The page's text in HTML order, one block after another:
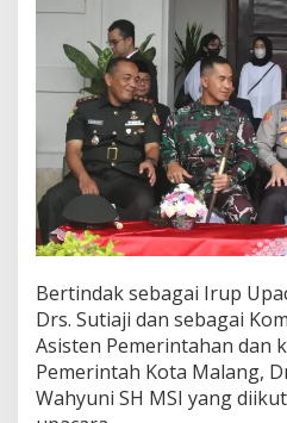
I
b
u
T
a
h
u
n
2
0
2
Bertindak sebagai Irup
Drs. Sutiaji dan sebagai
Asisten Pemerintahan dan
Pemerintah Kota Malang,
Wahyuni SH MSI yang